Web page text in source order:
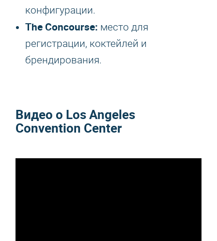
конфигурации.
The Concourse: место для
регистрации, коктейлей и
брендирования.
Видео о Los Angeles
Convention Center